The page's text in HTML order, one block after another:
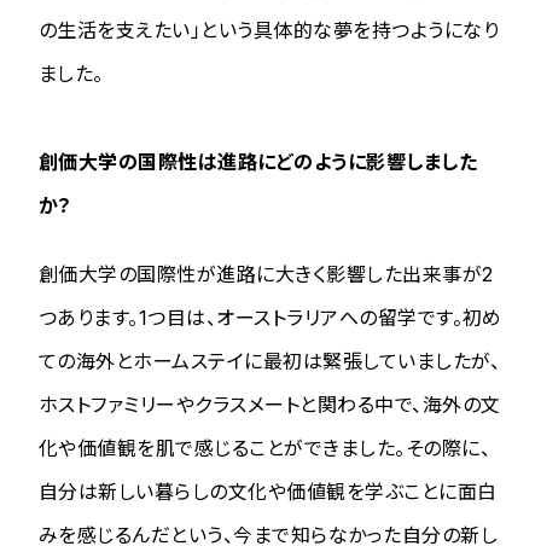
の生活を支えたい」という具体的な夢を持つようになり
ました。
創価大学の国際性は進路にどのように影響しました
か？
創価大学の国際性が進路に大きく影響した出来事が2
つあります。1つ目は、オーストラリアへの留学です。初め
ての海外とホームステイに最初は緊張していましたが、
ホストファミリーやクラスメートと関わる中で、海外の文
化や価値観を肌で感じることができました。その際に、
自分は新しい暮らしの文化や価値観を学ぶことに面白
みを感じるんだという、今まで知らなかった自分の新し